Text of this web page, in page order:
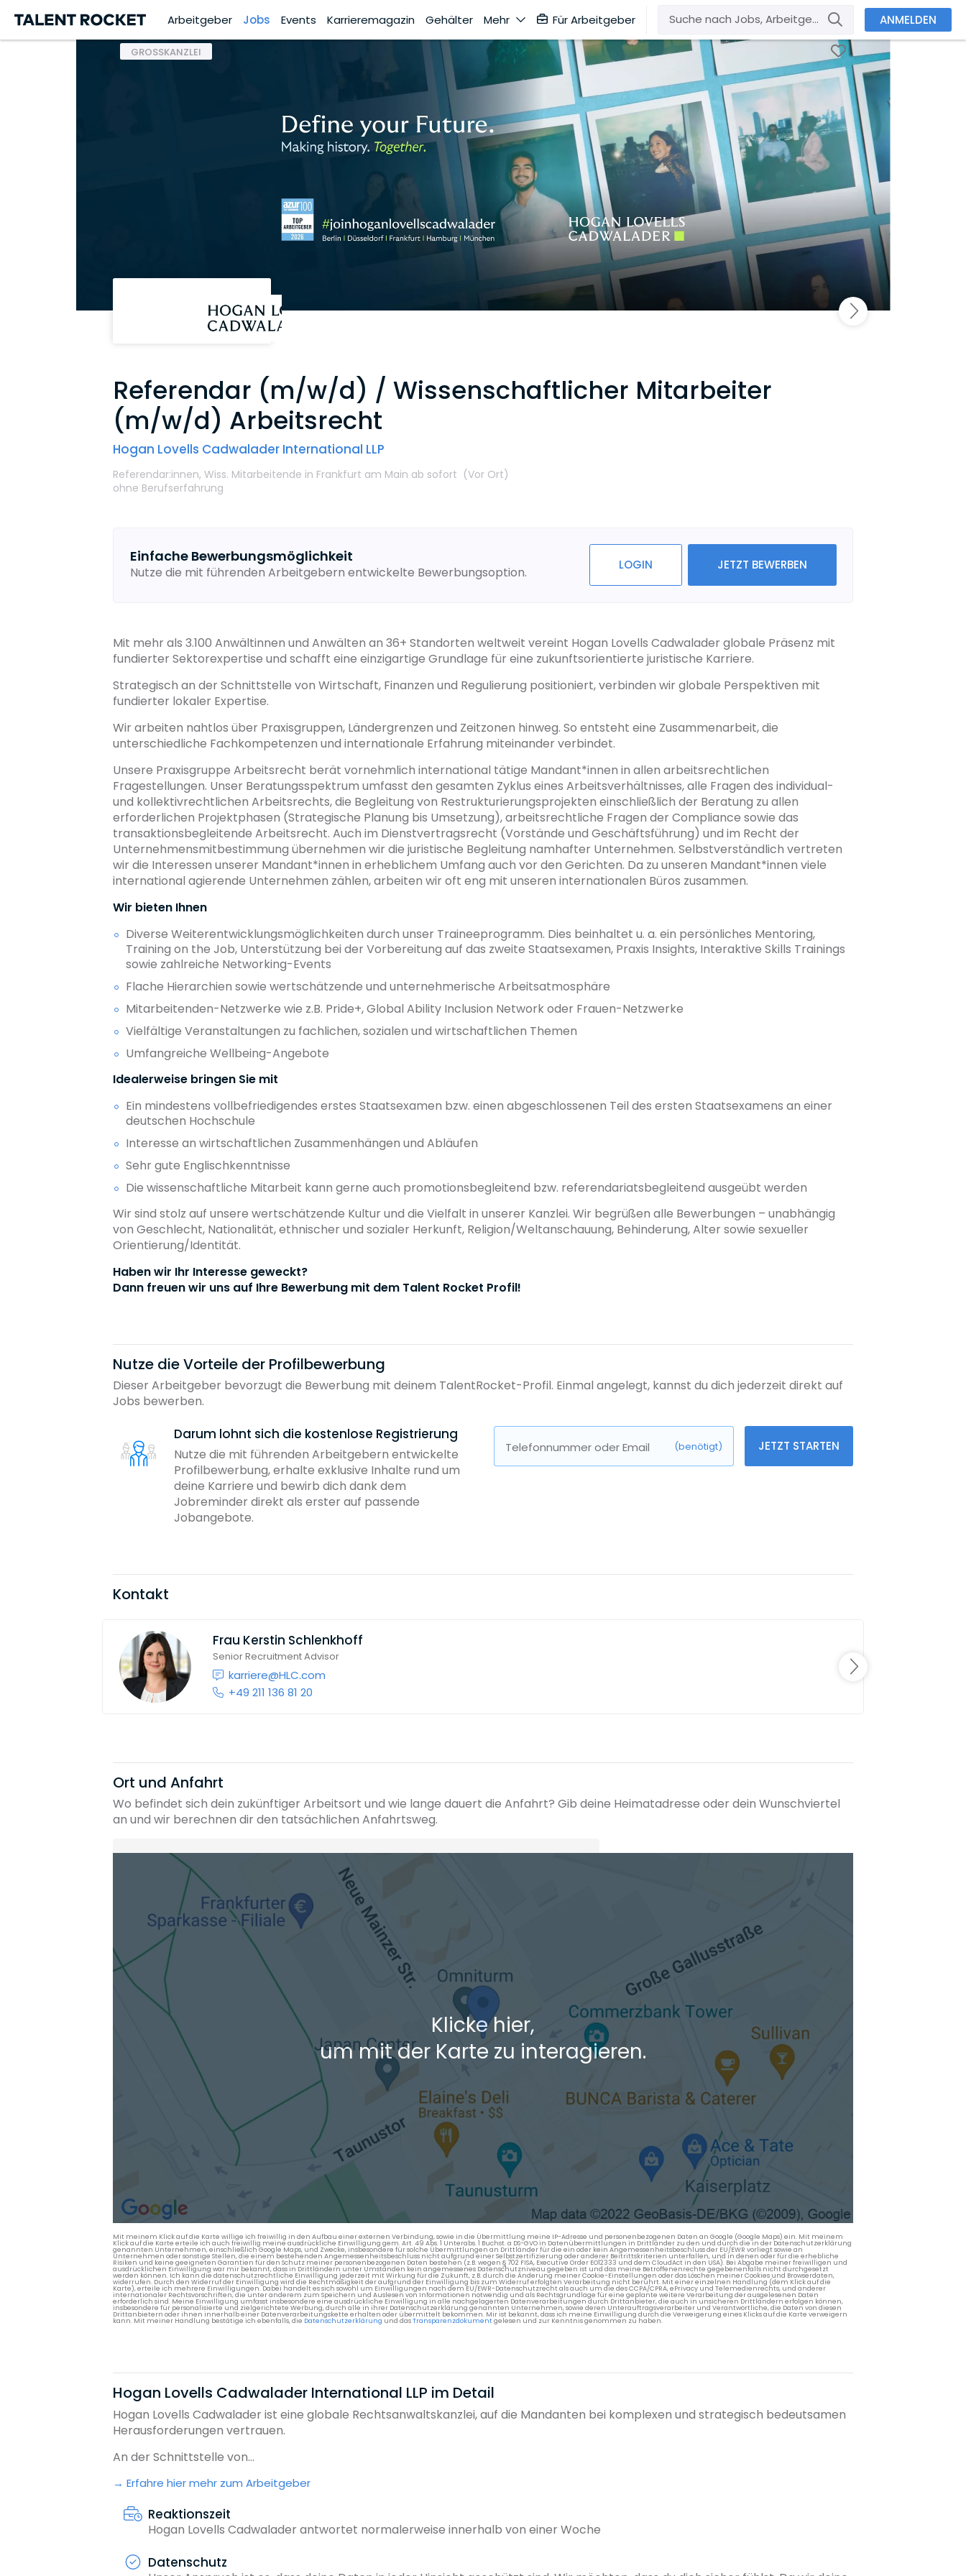
Arbeitgeber Jobs Events Karrieremagazin Gehälter Mehr Für Arbeitgeber ANMELDEN
GROSSKANZLEI
Referendar (m/w/d) / Wissenschaftlicher Mitarbeiter
(m/w/d) Arbeitsrecht
Hogan Lovells Cadwalader International LLP
Referendar:innen, Wiss. Mitarbeitende in Frankfurt am Main ab sofort (Vor Ort)
ohne Berufserfahrung
Einfache Bewerbungsmöglichkeit
Nutze die mit führenden Arbeitgebern entwickelte Bewerbungsoption. LOGIN JETZT BEWERBEN
Mit mehr als 3.100 Anwältinnen und Anwälten an 36+ Standorten weltweit vereint Hogan Lovells Cadwalader globale Präsenz mit
fundierter Sektorexpertise und schafft eine einzigartige Grundlage für eine zukunftsorientierte juristische Karriere.
Strategisch an der Schnittstelle von Wirtschaft, Finanzen und Regulierung positioniert, verbinden wir globale Perspektiven mit
fundierter lokaler Expertise.
Wir arbeiten nahtlos über Praxisgruppen, Ländergrenzen und Zeitzonen hinweg. So entsteht eine Zusammenarbeit, die
unterschiedliche Fachkompetenzen und internationale Erfahrung miteinander verbindet.
Unsere Praxisgruppe Arbeitsrecht berät vornehmlich international tätige Mandant*innen in allen arbeitsrechtlichen
Fragestellungen. Unser Beratungsspektrum umfasst den gesamten Zyklus eines Arbeitsverhältnisses, alle Fragen des individual-
und kollektivrechtlichen Arbeitsrechts, die Begleitung von Restrukturierungsprojekten einschließlich der Beratung zu allen
erforderlichen Projektphasen (Strategische Planung bis Umsetzung), arbeitsrechtliche Fragen der Compliance sowie das
transaktionsbegleitende Arbeitsrecht. Auch im Dienstvertragsrecht (Vorstände und Geschäftsführung) und im Recht der
Unternehmensmitbestimmung übernehmen wir die juristische Begleitung namhafter Unternehmen. Selbstverständlich vertreten
wir die Interessen unserer Mandant*innen in erheblichem Umfang auch vor den Gerichten. Da zu unseren Mandant*innen viele
international agierende Unternehmen zählen, arbeiten wir oft eng mit unseren internationalen Büros zusammen.
Wir bieten Ihnen
Diverse Weiterentwicklungsmöglichkeiten durch unser Traineeprogramm. Dies beinhaltet u. a. ein persönliches Mentoring,
Training on the Job, Unterstützung bei der Vorbereitung auf das zweite Staatsexamen, Praxis Insights, Interaktive Skills Trainings
sowie zahlreiche Networking-Events
Flache Hierarchien sowie wertschätzende und unternehmerische Arbeitsatmosphäre
Mitarbeitenden-Netzwerke wie z.B. Pride+, Global Ability Inclusion Network oder Frauen-Netzwerke
Vielfältige Veranstaltungen zu fachlichen, sozialen und wirtschaftlichen Themen
Umfangreiche Wellbeing-Angebote
Idealerweise bringen Sie mit
Ein mindestens vollbefriedigendes erstes Staatsexamen bzw. einen abgeschlossenen Teil des ersten Staatsexamens an einer
deutschen Hochschule
Interesse an wirtschaftlichen Zusammenhängen und Abläufen
Sehr gute Englischkenntnisse
Die wissenschaftliche Mitarbeit kann gerne auch promotionsbegleitend bzw. referendariatsbegleitend ausgeübt werden
Wir sind stolz auf unsere wertschätzende Kultur und die Vielfalt in unserer Kanzlei. Wir begrüßen alle Bewerbungen – unabhängig
von Geschlecht, Nationalität, ethnischer und sozialer Herkunft, Religion/Weltanschauung, Behinderung, Alter sowie sexueller
Orientierung/Identität.
Haben wir Ihr Interesse geweckt?
Dann freuen wir uns auf Ihre Bewerbung mit dem Talent Rocket Profil!
Nutze die Vorteile der Profilbewerbung
Dieser Arbeitgeber bevorzugt die Bewerbung mit deinem TalentRocket-Profil. Einmal angelegt, kannst du dich jederzeit direkt auf
Jobs bewerben.
Darum lohnt sich die kostenlose Registrierung
Nutze die mit führenden Arbeitgebern entwickelte
Profilbewerbung, erhalte exklusive Inhalte rund um
deine Karriere und bewirb dich dank dem
Jobreminder direkt als erster auf passende
Jobangebote.
Telefonnummer oder Email (benötigt) JETZT STARTEN
Kontakt
Frau Kerstin Schlenkhoff
Senior Recruitment Advisor
karriere@HLC.com
+49 211 136 81 20
Ort und Anfahrt
Wo befindet sich dein zukünftiger Arbeitsort und wie lange dauert die Anfahrt? Gib deine Heimatadresse oder dein Wunschviertel
an und wir berechnen dir den tatsächlichen Anfahrtsweg.
Heimatadresse oder Wunschort
Die berechneten Anreisezeiten basieren auf den Verkehrsdaten eines typischen Dienstag morgens um 8:30.
Klicke hier,
um mit der Karte zu interagieren.
Mit meinem Klick auf die Karte willige ich freiwillig in den Aufbau einer externen Verbindung, sowie in die Übermittlung meine IP-Adresse und personenbezogenen Daten an Google (Google Maps) ein. Mit meinem
Klick auf die Karte erteile ich auch freiwillig meine ausdrückliche Einwilligung gem. Art. 49 Abs. 1 Unterabs. 1 Buchst. a DS-GVO in Datenübermittlungen in Drittländer zu den und durch die in der Datenschutzerklärung
genannten Unternehmen, einschließlich Google Maps, und Zwecke, insbesondere für solche Übermittlungen an Drittländer für die ein oder kein Angemessenheitsbeschluss der EU/EWR vorliegt sowie an
Unternehmen oder sonstige Stellen, die einem bestehenden Angemessenheitsbeschluss nicht aufgrund einer Selbstzertifizierung oder anderer Beitrittskriterien unterfallen, und in denen oder für die erhebliche
Risiken und keine geeigneten Garantien für den Schutz meiner personenbezogenen Daten bestehen (z.B. wegen § 702 FISA, Executive Order EO12333 und dem CloudAct in den USA). Bei Abgabe meiner freiwilligen und
ausdrücklichen Einwilligung war mir bekannt, dass in Drittländern unter Umständen kein angemessenes Datenschutzniveau gegeben ist und das meine Betroffenenrechte gegebenenfalls nicht durchgesetzt
werden können. Ich kann die datenschutzrechtliche Einwilligung jederzeit mit Wirkung für die Zukunft, z.B. durch die Änderung meiner Cookie-Einstellungen oder das Löschen meiner Cookies und Browserdaten,
widerrufen. Durch den Widerruf der Einwilligung wird die Rechtmäßigkeit der aufgrund der Einwilligung bis zum Widerruf erfolgten Verarbeitung nicht berührt. Mit einer einzelnen Handlung (dem Klick auf die
Karte), erteile ich mehrere Einwilligungen. Dabei handelt es sich sowohl um Einwilligungen nach dem EU/EWR-Datenschutzrecht als auch um die des CCPA/CPRA, ePrivacy und Telemedienrechts, und anderer
internationaler Rechtsvorschriften, die unter anderem zum Speichern und Auslesen von Informationen notwendig und als Rechtsgrundlage für eine geplante weitere Verarbeitung der ausgelesenen Daten
erforderlich sind. Meine Einwilligung umfasst insbesondere eine ausdrückliche Einwilligung in alle nachgelagerten Datenverarbeitungen durch Drittanbieter, die auch in unsicheren Drittländern erfolgen können,
insbesondere für personalisierte und zielgerichtete Werbung, durch alle in ihrer Datenschutzerklärung genannten Unternehmen, sowie deren Unterauftragsverarbeiter und Verantwortliche, die Daten von diesen
Drittanbietern oder ihnen innerhalb einer Datenverarbeitungskette erhalten oder übermittelt bekommen. Mir ist bekannt, dass ich meine Einwilligung durch die Verweigerung eines Klicks auf die Karte verweigern
kann. Mit meiner Handlung bestätige ich ebenfalls, die Datenschutzerklärung und dasTransparenzdokumentgelesen und zur Kenntnis genommen zu haben.
Hogan Lovells Cadwalader International LLP im Detail
Hogan Lovells Cadwalader ist eine globale Rechtsanwaltskanzlei, auf die Mandanten bei komplexen und strategisch bedeutsamen
Herausforderungen vertrauen.
An der Schnittstelle von...
Erfahre hier mehr zum Arbeitgeber
Reaktionszeit
Hogan Lovells Cadwalader antwortet normalerweise innerhalb von einer Woche
Datenschutz